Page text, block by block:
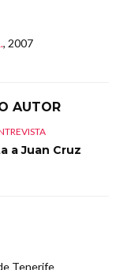
, 2007
AUTOR
a Juan Cruz
Tenerife